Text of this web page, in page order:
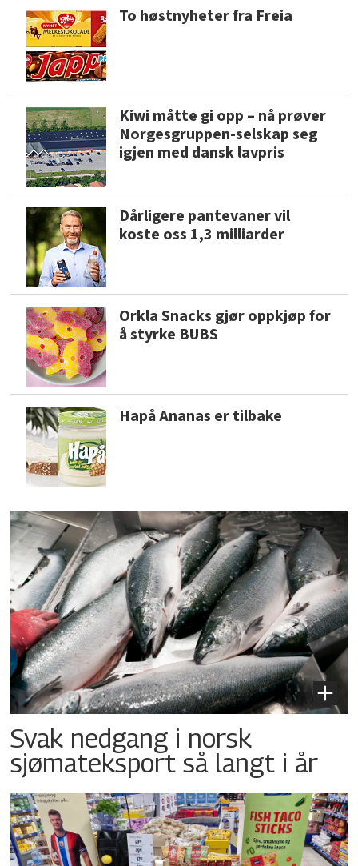
To høstnyheter fra Freia
Kiwi måtte gi opp – nå prøver
Norgesgruppen-selskap seg
igjen med dansk lavpris
Dårligere pantevaner vil
koste oss 1,3 milliarder
Orkla Snacks gjør oppkjøp for
å styrke BUBS
Hapå Ananas er tilbake
Svak nedgang i norsk
sjømateksport så langt i år